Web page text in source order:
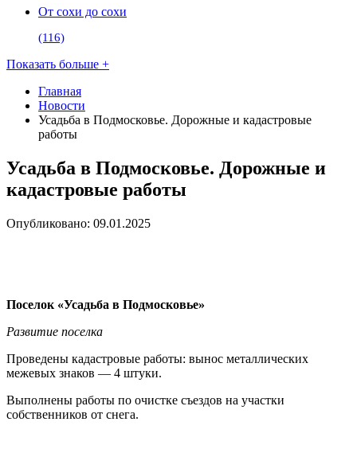
От сохи до сохи
(116)
Показать больше +
Главная
Новости
Усадьба в Подмосковье. Дорожные и кадастровые
работы
Усадьба в Подмосковье. Дорожные и
кадастровые работы
Опубликовано: 09.01.2025
Поселок «Усадьба в Подмосковье»
Развитие поселка
Проведены кадастровые работы: вынос металлических
межевых знаков — 4 штуки.
Выполнены работы по очистке съездов на участки
собственников от снега.